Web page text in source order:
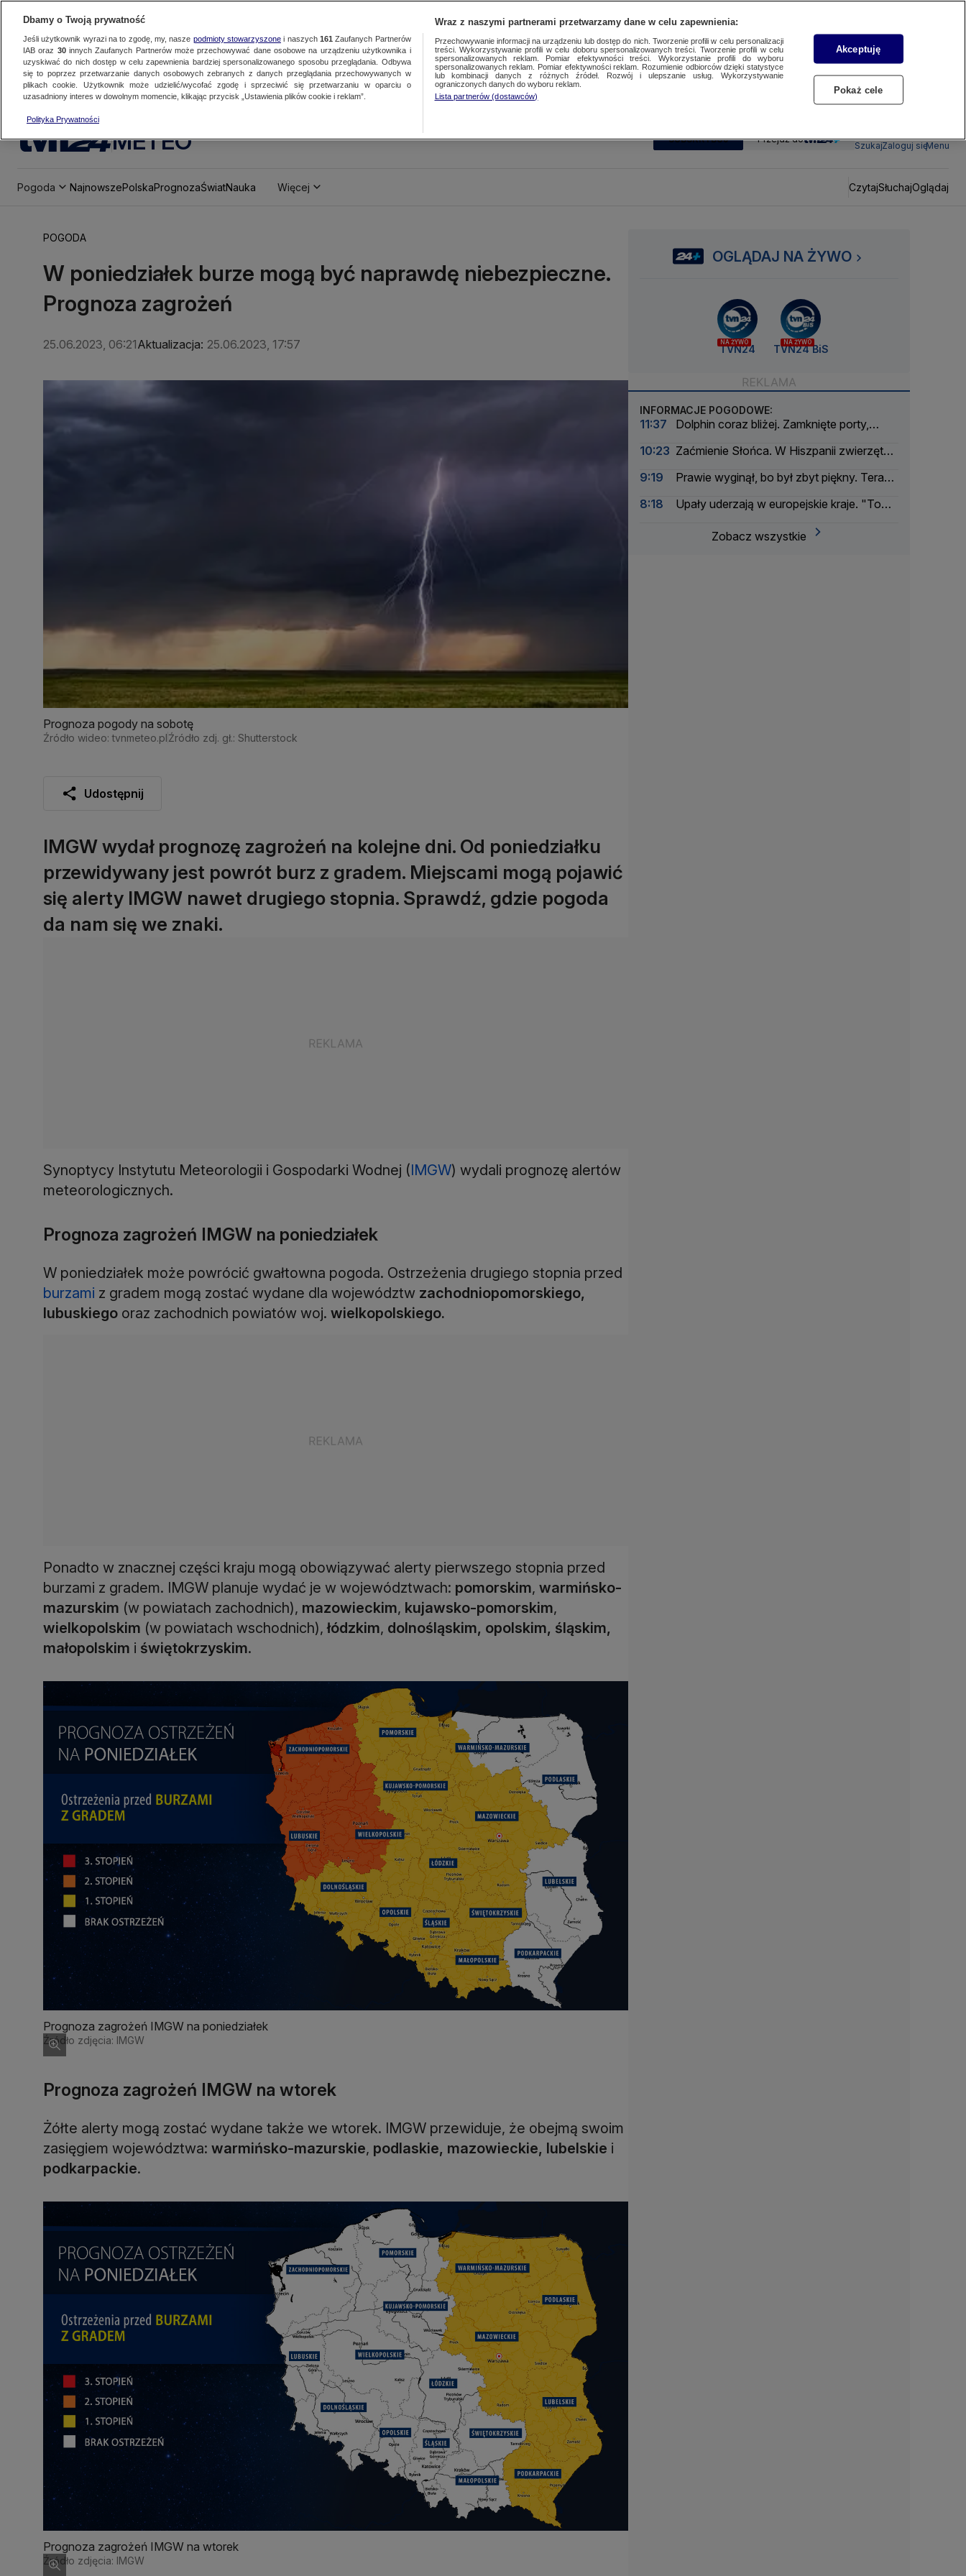
METEO SUBSKRYBUJ Przejdź do
SzukajZaloguj sięMenu
Pogoda NajnowszePolskaPrognozaŚwiatNauka Więcej CzytajSłuchajOglądaj
POGODA
W poniedziałek burze mogą być naprawdę niebezpieczne.
Prognoza zagrożeń
25.06.2023, 06:21Aktualizacja: 25.06.2023, 17:57
Prognoza pogody na sobotę
Źródło wideo: tvnmeteo.plŹródło zdj. gł.: Shutterstock
Udostępnij
IMGW wydał prognozę zagrożeń na kolejne dni. Od poniedziałku
przewidywany jest powrót burz z gradem. Miejscami mogą pojawić
się alerty IMGW nawet drugiego stopnia. Sprawdź, gdzie pogoda
da nam się we znaki.
Synoptycy Instytutu Meteorologii i Gospodarki Wodnej (IMGW) wydali prognozę alertów
meteorologicznych.
Prognoza zagrożeń IMGW na poniedziałek
W poniedziałek może powrócić gwałtowna pogoda. Ostrzeżenia drugiego stopnia przed
burzami z gradem mogą zostać wydane dla województw zachodniopomorskiego,
lubuskiego oraz zachodnich powiatów woj. wielkopolskiego.
Ponadto w znacznej części kraju mogą obowiązywać alerty pierwszego stopnia przed
burzami z gradem. IMGW planuje wydać je w województwach: pomorskim, warmińsko-
mazurskim (w powiatach zachodnich), mazowieckim, kujawsko-pomorskim,
wielkopolskim (w powiatach wschodnich),łódzkim, dolnośląskim, opolskim, śląskim,
małopolskim i świętokrzyskim.
Prognoza zagrożeń IMGW na poniedziałek
Źródło zdjęcia: IMGW
Prognoza zagrożeń IMGW na wtorek
Żółte alerty mogą zostać wydane także we wtorek. IMGW przewiduje, że obejmą swoim
zasięgiem województwa: warmińsko-mazurskie, podlaskie, mazowieckie, lubelskie i
podkarpackie.
Prognoza zagrożeń IMGW na wtorek
Źródło zdjęcia: IMGW
OGLĄDAJ NA ŻYWO
NA ŻYWO
TVN24
NA ŻYWO
TVN24 BiS
INFORMACJE POGODOWE:
11:37
Dolphin coraz bliżej. Zamknięte porty,
10:23 Zaćmienie Słońca. W Hiszpanii zwierzęta
9:19
Prawie wyginął, bo był zbyt piękny. Teraz
8:18
Upały uderzają w europejskie kraje. "To
Zobacz wszystkie
Dbamy o Twoją prywatność
Jeśli użytkownik wyrazi na to zgodę, my, nasze podmioty stowarzyszonei naszych 161 Zaufanych Partnerów
IAB oraz 30innych Zaufanych Partnerów może przechowywać dane osobowe na urządzeniu użytkownika i
uzyskiwać do nich dostęp w celu zapewnienia bardziej spersonalizowanego sposobu przeglądania. Odbywa
się to poprzez przetwarzanie danych osobowych zebranych z danych przeglądania przechowywanych w
plikach cookie. Użytkownik może udzielić/wycofać zgodę i sprzeciwić się przetwarzaniu w oparciu o
uzasadniony interes w dowolnym momencie, klikając przycisk „Ustawienia plików cookie i reklam”.
Polityka Prywatności
Wraz z naszymi partnerami przetwarzamy dane w celu zapewnienia:
Przechowywanie informacji na urządzeniu lub dostęp do nich. Tworzenie profili w celu personalizacji
treści. Wykorzystywanie profili w celu doboru spersonalizowanych treści. Tworzenie profili w celu
spersonalizowanych reklam. Pomiar efektywności treści. Wykorzystanie profili do wyboru
spersonalizowanych reklam. Pomiar efektywności reklam. Rozumienie odbiorców dzięki statystyce
lub kombinacji danych z różnych źródeł. Rozwój i ulepszanie usług. Wykorzystywanie
ograniczonych danych do wyboru reklam.
Lista partnerów (dostawców)
Akceptuję
Pokaż cele